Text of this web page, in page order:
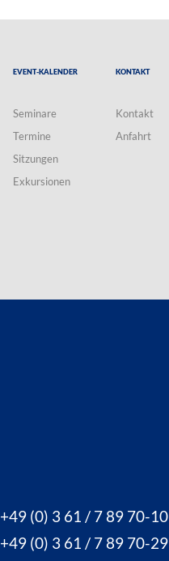
Event-Kalender
Seminare
Termine
Sitzungen
Exkursionen
Kontakt
Kontakt
Anfahrt
+49 (0) 3 61 / 7 89 70-10
+49 (0) 3 61 / 7 89 70-29